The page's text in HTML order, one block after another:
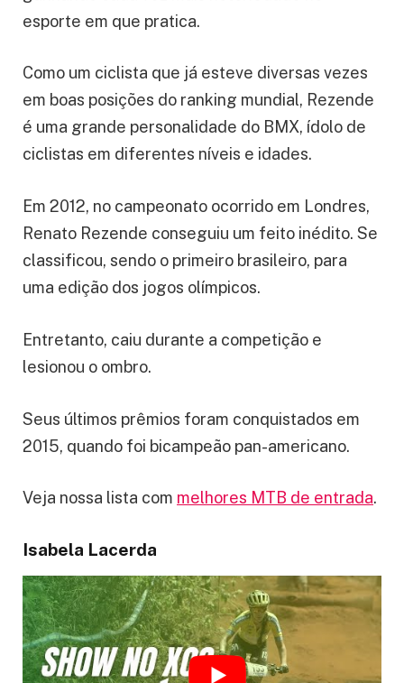
esporte em que pratica.
Como um ciclista que já esteve diversas vezes
em boas posições do ranking mundial, Rezende
é uma grande personalidade do BMX, ídolo de
ciclistas em diferentes níveis e idades.
Em 2012, no campeonato ocorrido em Londres,
Renato Rezende conseguiu um feito inédito. Se
classificou, sendo o primeiro brasileiro, para
uma edição dos jogos olímpicos.
Entretanto, caiu durante a competição e
lesionou o ombro.
Seus últimos prêmios foram conquistados em
2015, quando foi bicampeão pan-americano.
Veja nossa lista com melhores MTB de entrada.
Isabela Lacerda